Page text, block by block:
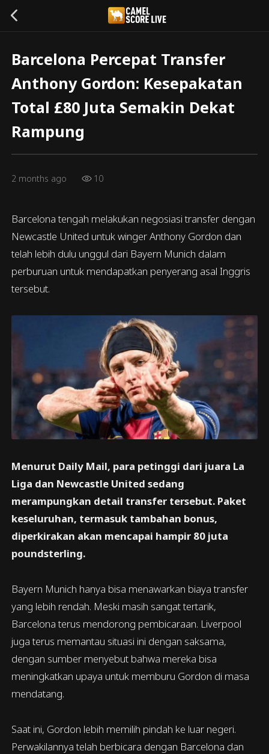
Barcelona Percepat Transfer
Anthony Gordon: Kesepakatan
Total £80 Juta Semakin Dekat
Rampung
2 months ago 10
Barcelona tengah melakukan negosiasi transfer dengan
Newcastle United untuk winger Anthony Gordon dan
telah lebih dulu unggul dari Bayern Munich dalam
perburuan untuk mendapatkan penyerang asal Inggris
tersebut.
Menurut Daily Mail, para petinggi dari juara La
Liga dan Newcastle United sedang
merampungkan detail transfer tersebut. Paket
keseluruhan, termasuk tambahan bonus,
diperkirakan akan mencapai hampir 80 juta
poundsterling.
Bayern Munich hanya bisa menawarkan biaya transfer
yang lebih rendah. Meski masih sangat tertarik,
Barcelona terus mendorong pembicaraan. Liverpool
juga terus memantau situasi ini dengan saksama,
dengan sumber menyebut bahwa mereka bisa
meningkatkan upaya untuk memburu Gordon di masa
mendatang.
Saat ini, Gordon lebih memilih pindah ke luar negeri.
Perwakilannya telah berbicara dengan Barcelona dan